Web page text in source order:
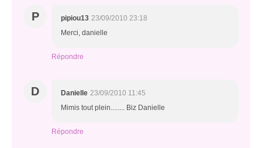
P pipiou13 23/09/2010 23:18
Merci, danielle
Répondre
D Danielle 23/09/2010 11:45
Mimis tout plein........ Biz Danielle
Répondre